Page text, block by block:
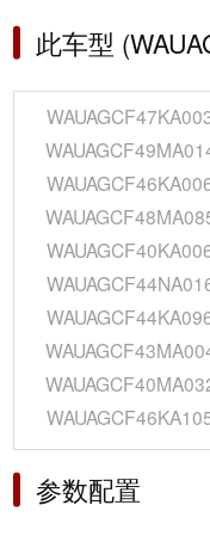
此车型
参数配置